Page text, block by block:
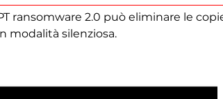
ransomware 2.0 può eliminare le
modalità silenziosa.